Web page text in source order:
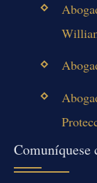
Comuníquese